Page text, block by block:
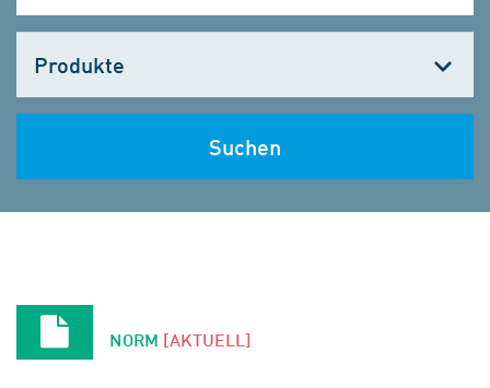
wählen
Suchen
NORM [AKTUELL]